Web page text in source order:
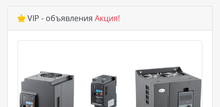
VIP - объявления Акция!